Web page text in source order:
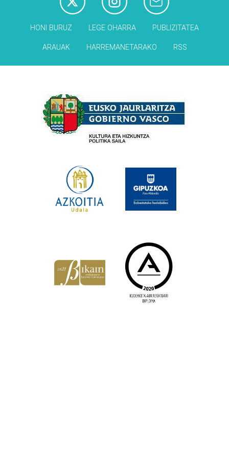
HONI BURUZ LEGE OHARRA PUBLIZITATEA
ARAUAK HARREMANETARAKO RSS